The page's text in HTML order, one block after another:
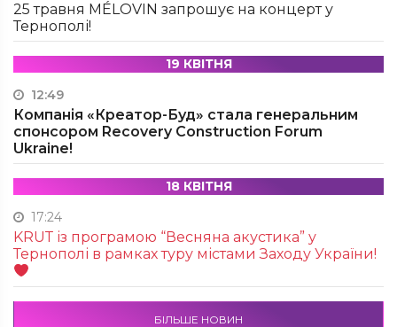
25 травня MÉLOVIN запрошує на концерт у
Тернополі!
19 КВІТНЯ
12:49
Компанія «Креатор-Буд» стала генеральним
спонсором Recovery Construction Forum
Ukraine!
18 КВІТНЯ
17:24
KRUТ із програмою “Весняна акустика” у
Тернополі в рамках туру містами Заходу України!
БІЛЬШЕ НОВИН